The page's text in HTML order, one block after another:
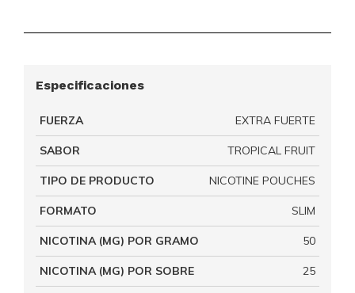
Especificaciones
FUERZA EXTRA FUERTE
SABOR TROPICAL FRUIT
TIPO DE PRODUCTO NICOTINE POUCHES
FORMATO SLIM
NICOTINA (MG) POR GRAMO 50
NICOTINA (MG) POR SOBRE 25